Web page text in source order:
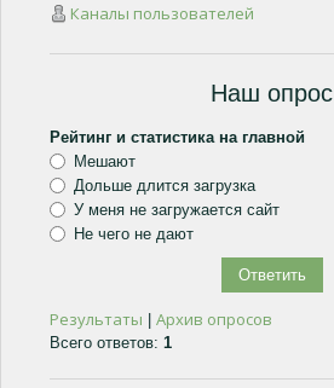
Каналы пользователей
Наш опрос
Рейтинг и статистика на главной
Мешают
Дольше длится загрузка
У меня не загружается сайт
Не чего не дают
Результаты Архив опросов
Всего ответов: 1